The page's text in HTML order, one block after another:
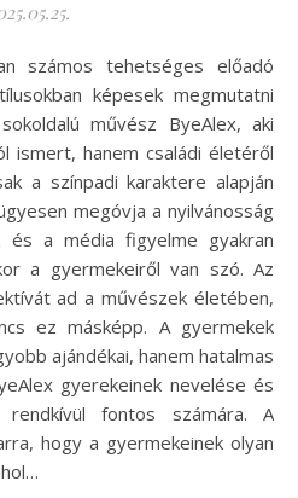
képesek megmutatni
művész ByeAlex, aki
ismert, hanem családi életéről
a színpadi karaktere alapján
megóvja a nyilvánosság
és a média figyelme gyakran
a gyermekeiről van szó. Az
ad a művészek életében,
ez másképp. A gyermekek
ajándékai, hanem hatalmas
gyerekeinek nevelése és
rendkívül fontos számára. A
hogy a gyermekeinek olyan